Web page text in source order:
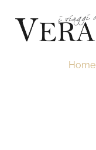
Home